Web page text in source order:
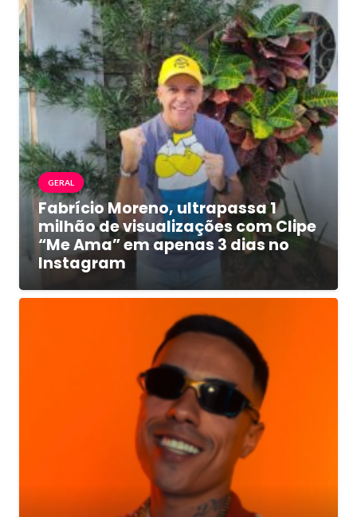
GERAL
Fabrício Moreno, ultrapassa 1
milhão de visualizações com Clipe
“Me Ama” em apenas 3 dias no
Instagram